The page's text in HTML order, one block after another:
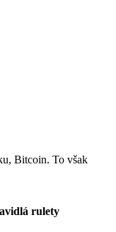
Bitcoin. To však
rulety